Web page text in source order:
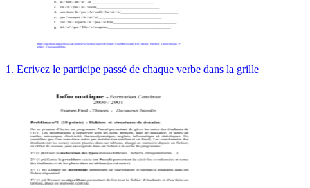
1. Ecrivez le participe passé de chaque verbe dans la grille